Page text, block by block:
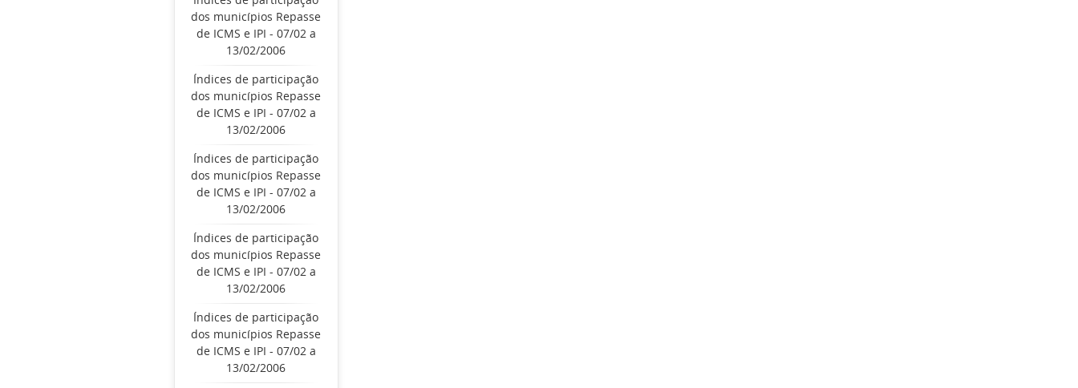
dos municípios Repasse
de ICMS e IPI - 07/02 a
13/02/2006
Índices de participação
dos municípios Repasse
de ICMS e IPI - 07/02 a
13/02/2006
Índices de participação
dos municípios Repasse
de ICMS e IPI - 07/02 a
13/02/2006
Índices de participação
dos municípios Repasse
de ICMS e IPI - 07/02 a
13/02/2006
Índices de participação
dos municípios Repasse
de ICMS e IPI - 07/02 a
13/02/2006